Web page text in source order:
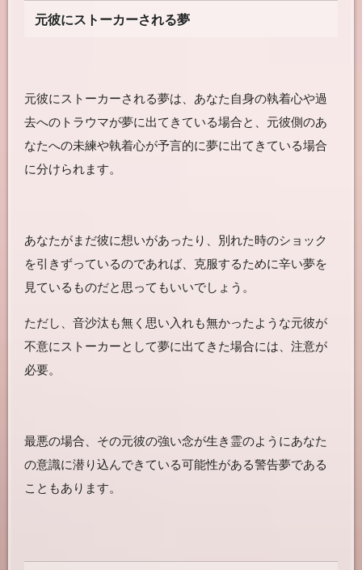
元彼にストーカーされる夢
元彼にストーカーされる夢は、あなた自身の執着心や過
去へのトラウマが夢に出てきている場合と、元彼側のあ
なたへの未練や執着心が予言的に夢に出てきている場合
に分けられます。
あなたがまだ彼に想いがあったり、別れた時のショック
を引きずっているのであれば、克服するために辛い夢を
見ているものだと思ってもいいでしょう。
ただし、音沙汰も無く思い入れも無かったような元彼が
不意にストーカーとして夢に出てきた場合には、注意が
必要。
最悪の場合、その元彼の強い念が生き霊のようにあなた
の意識に潜り込んできている可能性がある警告夢である
こともあります。